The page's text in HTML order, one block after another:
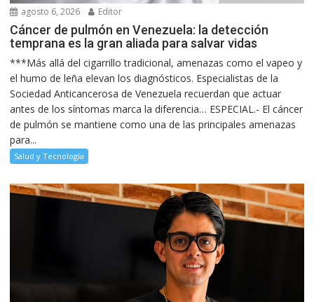
agosto 6, 2026 Editor
Cáncer de pulmón en Venezuela: la detección
temprana es la gran aliada para salvar vidas
***Más allá del cigarrillo tradicional, amenazas como el vapeo y
el humo de leña elevan los diagnósticos. Especialistas de la
Sociedad Anticancerosa de Venezuela recuerdan que actuar
antes de los síntomas marca la diferencia… ESPECIAL.- El cáncer
de pulmón se mantiene como una de las principales amenazas
para...
Salud y Tecnología